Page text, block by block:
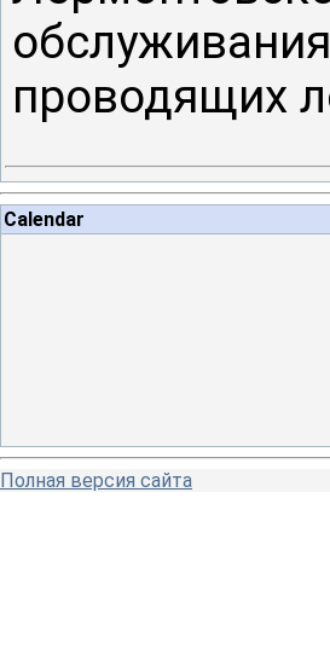
проводящих
Calendar
Полная версия сайта